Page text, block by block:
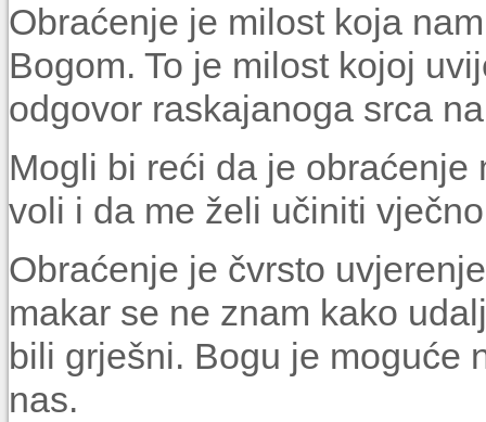
Obraćenje je milost koja
Bogom. To je milost kojoj
odgovor raskajanoga srca
Mogli bi reći da je
voli i da me želi učiniti
Obraćenje je čvrsto
makar se ne znam kako
bili grješni. Bogu je moguće
nas.